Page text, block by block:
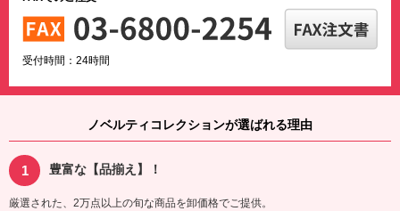
受付時間：24時間
ノベルティコレクションが選ばれる理由
豊富な【品揃え】！
厳選された、2万点以上の旬な商品を卸価格でご提供。